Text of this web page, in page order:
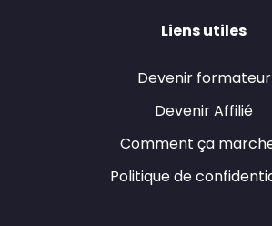
Liens utiles
Devenir formateur
Devenir Affilié
Comment ça
Politique de